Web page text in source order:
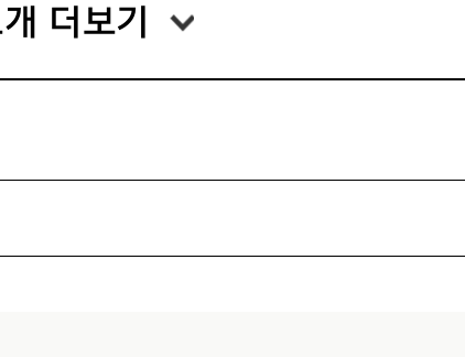
더보기